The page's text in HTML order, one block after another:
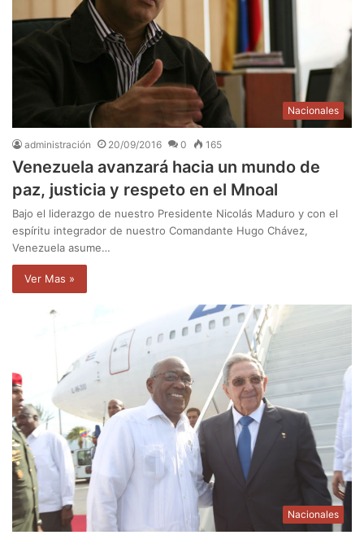
Nacionales
administración 20/09/2016 0 165
Venezuela avanzará hacia un mundo de
paz, justicia y respeto en el Mnoal
Bajo el liderazgo de nuestro Presidente Nicolás Maduro y con el
espíritu integrador de nuestro Comandante Hugo Chávez,
Venezuela asume…
Ver Mas »
Nacionales